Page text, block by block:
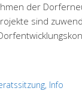
der
sind
, Info